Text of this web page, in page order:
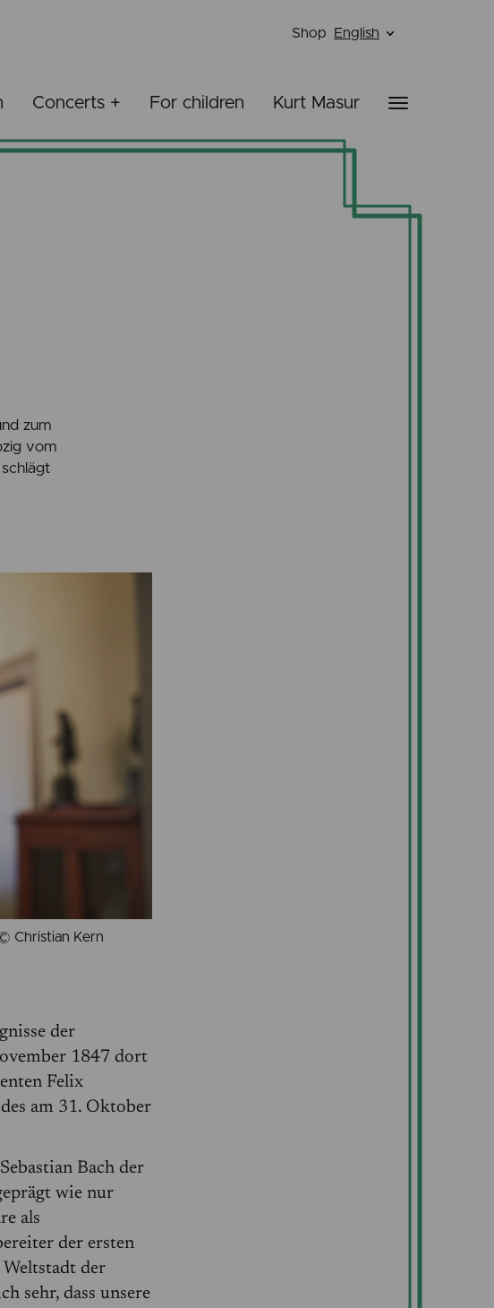
Concerts + For children Kurt Masur
Shop English
zum
vom
Christian Kern
der
1847 dort
Felix
am 31. Oktober
Bach der
wie nur
als
der ersten
der
sehr, dass unsere